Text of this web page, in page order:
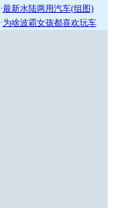
·最新水陆两用汽车(组图)
·为啥波霸女孩都喜欢玩车